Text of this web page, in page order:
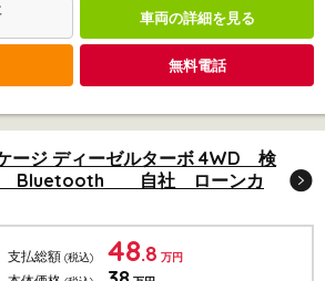
車両の詳細を見る
無料電話
ージ ディーゼルターボ 4WD 検
Bluetooth 自社 ローンカ
支払総額 (税込) 48.8 万円